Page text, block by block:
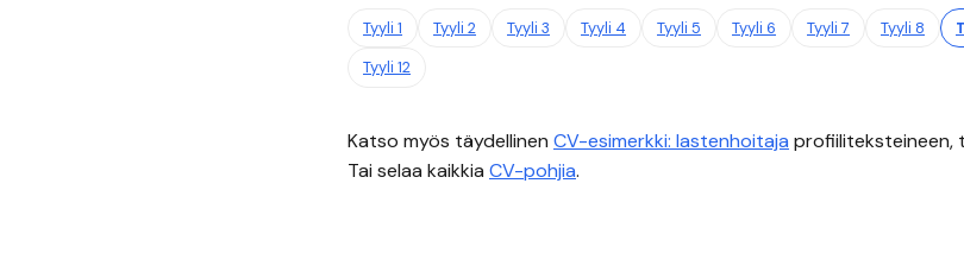
Tyyli 1 Tyyli 2 Tyyli 3 Tyyli 4 Tyyli 5 Tyyli 6 Tyyli 7 Tyyli 8
Tyyli 12
Katso myös täydellinen CV-esimerkki: lastenhoitaja profiiliteksteineen,
Tai selaa kaikkia CV-pohjia.